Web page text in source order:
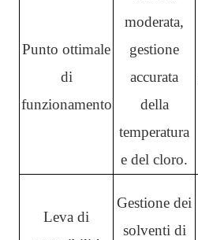
Punto ottimale
di
funzionamento
moderata,
gestione
accurata
della
temperatura
e del cloro.
Leva di
Gestione dei
solventi di